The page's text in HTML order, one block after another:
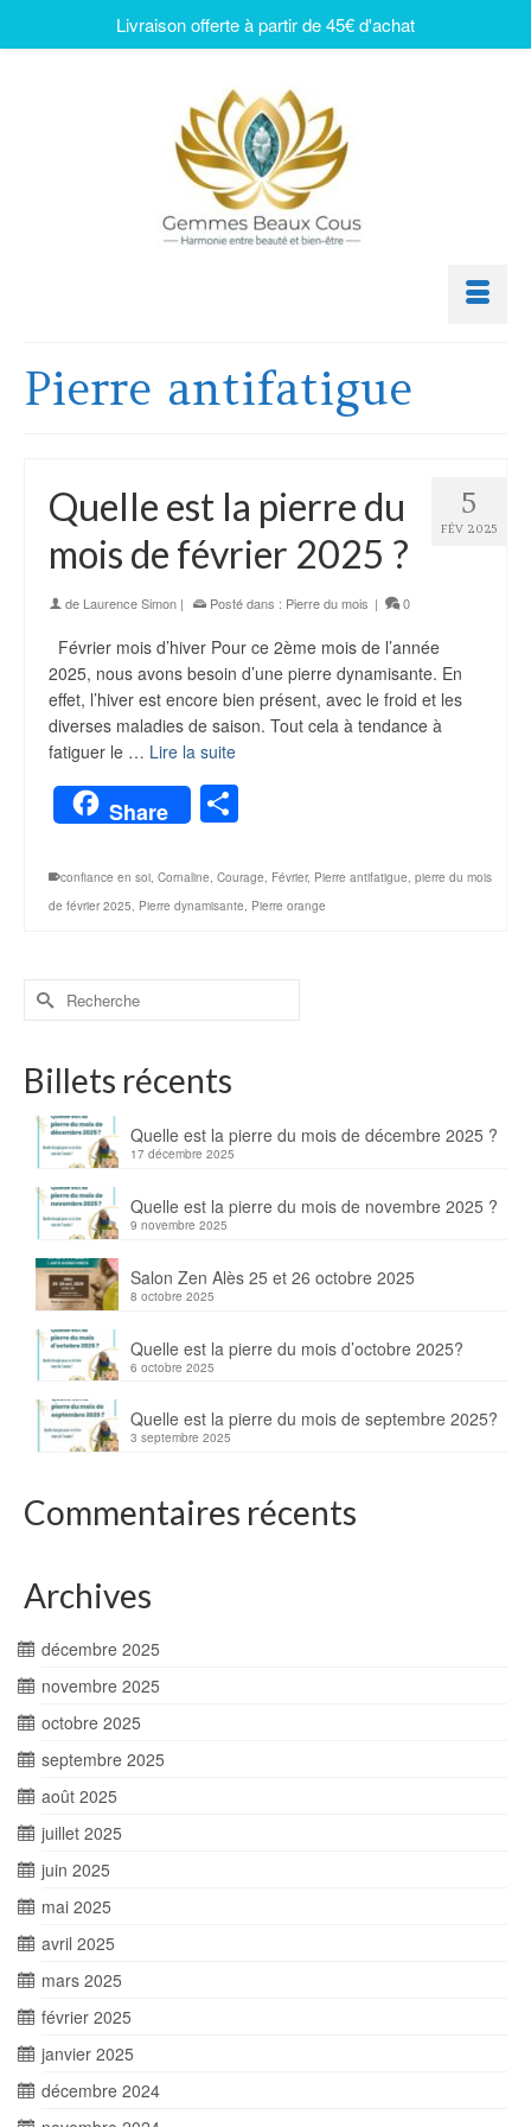
Pierre antifatigue
5
FÉV 2025
Quelle est la pierre du
mois de février 2025 ?
de Laurence Simon | Posté dans : Pierre du mois | 0
Février mois d’hiver Pour ce 2ème mois de l’année
2025, nous avons besoin d’une pierre dynamisante. En
effet, l’hiver est encore bien présent, avec le froid et les
diverses maladies de saison. Tout cela à tendance à
fatiguer le … Lire la suite
Share
confiance en soi, Cornaline, Courage, Février, Pierre antifatigue, pierre du mois
de février 2025, Pierre dynamisante, Pierre orange
Billets récents
Quelle est la pierre du mois de décembre 2025 ?
17 décembre 2025
Quelle est la pierre du mois de novembre 2025 ?
9 novembre 2025
Salon Zen Alès 25 et 26 octobre 2025
8 octobre 2025
Quelle est la pierre du mois d’octobre 2025?
6 octobre 2025
Quelle est la pierre du mois de septembre 2025?
3 septembre 2025
Commentaires récents
Archives
décembre 2025
novembre 2025
octobre 2025
septembre 2025
août 2025
juillet 2025
juin 2025
mai 2025
avril 2025
mars 2025
février 2025
janvier 2025
décembre 2024
Livraison offerte à partir de 45€ d'achat